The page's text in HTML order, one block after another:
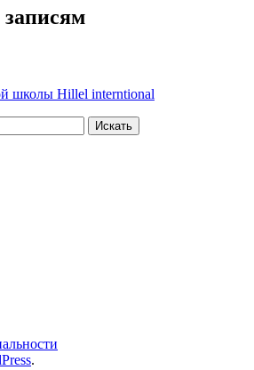
школы Hillel interntional
.